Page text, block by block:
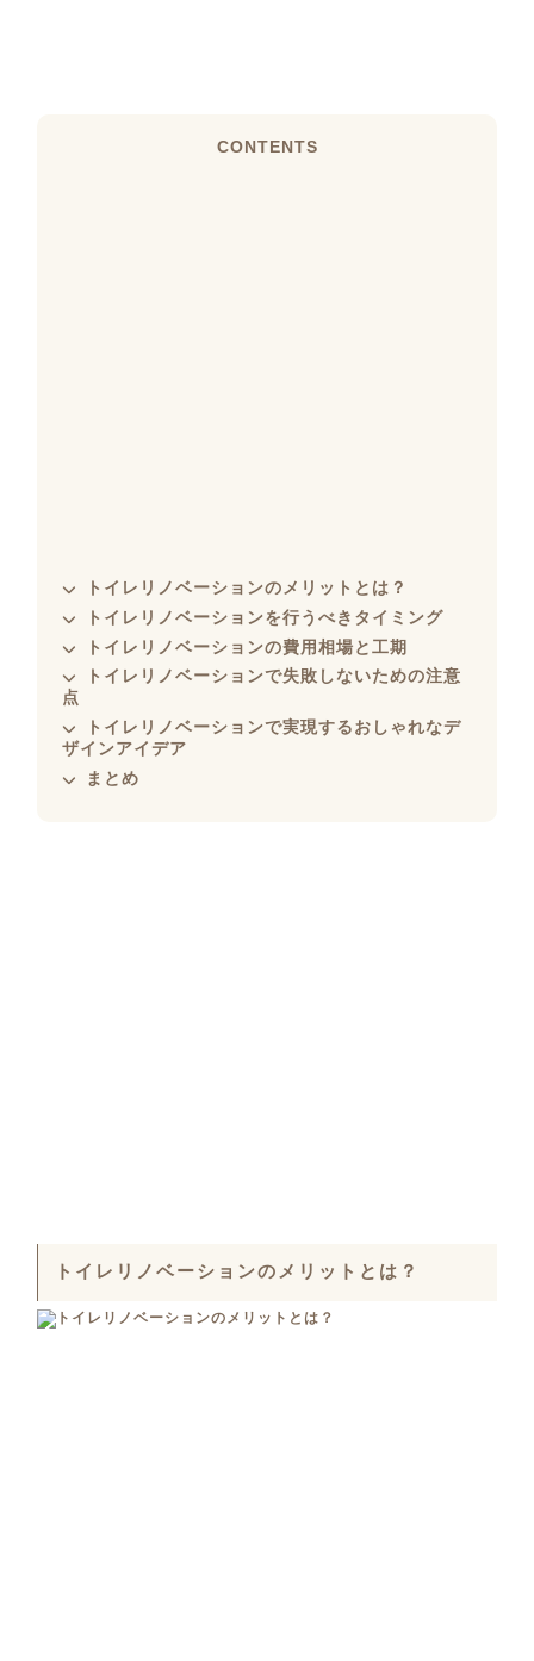
CONTENTS
トイレリノベーションのメリットとは？
トイレリノベーションを行うべきタイミング
トイレリノベーションの費用相場と工期
トイレリノベーションで失敗しないための注意
点
トイレリノベーションで実現するおしゃれなデ
ザインアイデア
まとめ
トイレリノベーションのメリットとは？